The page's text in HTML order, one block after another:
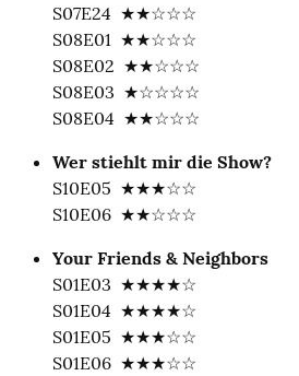
S07E24  ★★☆☆☆
S08E01  ★★☆☆☆
S08E02  ★★☆☆☆
S08E03  ★☆☆☆☆
S08E04  ★★☆☆☆
Wer stiehlt mir die Show?
S10E05  ★★★☆☆
S10E06  ★★☆☆☆
Your Friends & Neighbors
S01E03  ★★★★☆
S01E04  ★★★★☆
S01E05  ★★★☆☆
S01E06  ★★★☆☆